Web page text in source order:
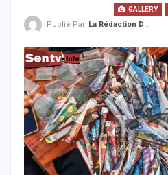
GALLERY
Publié Par La Rédaction De La SenTV.info